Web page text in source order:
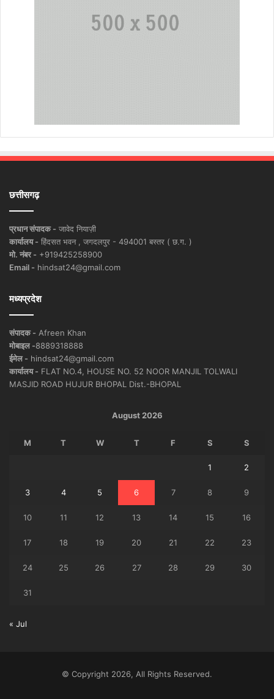
छत्तीसगढ़
प्रधान संपादक - जावेद नियाज़ी
कार्यालय - हिंदसत भवन , जगदलपुर - 494001 बस्तर ( छ.ग. )
मो. नंबर - +919425258900
Email - hindsat24@gmail.com
मध्यप्रदेश
संपादक - Afreen Khan
मोबाइल -8889318888
ईमेल - hindsat24@gmail.com
कार्यालय - FLAT NO.4, HOUSE NO. 52 NOOR MANJIL TOLWALI
MASJID ROAD HUJUR BHOPAL Dist.-BHOPAL
August 2026
M T W T F S S
1 2
3 4 5 6 7 8 9
10 11 12 13 14 15 16
17 18 19 20 21 22 23
24 25 26 27 28 29 30
31
« Jul
© Copyright 2026, All Rights Reserved.